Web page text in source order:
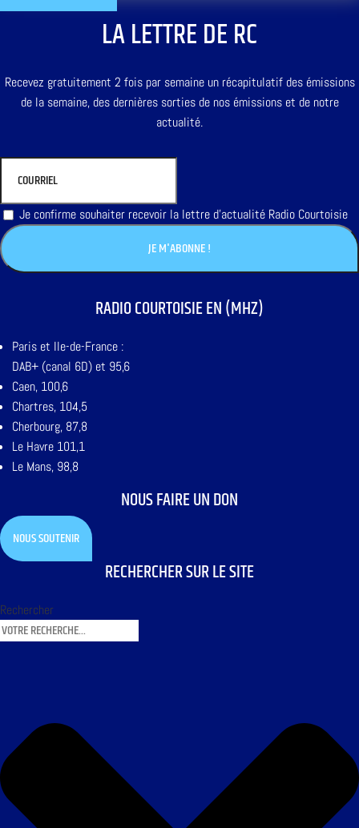
LA LETTRE DE RC
Recevez gratuitement 2 fois par semaine un récapitulatif des émissions
de la semaine, des dernières sorties de nos émissions et de notre
actualité.
Je confirme souhaiter recevoir la lettre d'actualité Radio Courtoisie
RADIO COURTOISIE EN (MHZ)
Paris et Ile-de-France :
DAB+ (canal 6D) et 95,6
Caen, 100,6
Chartres, 104,5
Cherbourg, 87,8
Le Havre 101,1
Le Mans, 98,8
NOUS FAIRE UN DON
NOUS SOUTENIR
RECHERCHER SUR LE SITE
Rechercher